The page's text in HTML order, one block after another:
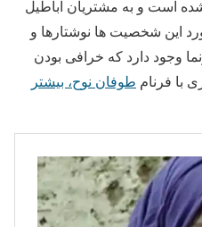
است و به مشتریان اباطیل
این شخصیت ها نوشتارها و
وجود دارد که خرافی بودن
با فرنام طوفان نوح، بیشتر